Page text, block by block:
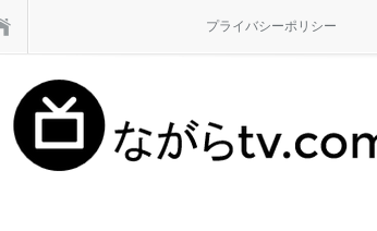
プライバシーポリシー